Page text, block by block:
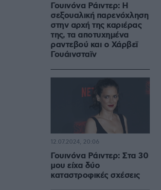
Γουινόνα Ράιντερ: Η
σεξουαλική παρενόχληση
στην αρχή της καριέρας
της, τα αποτυχημένα
ραντεβού και ο Χάρβεϊ
Γουάινσταϊν
Γουινόνα Ράιντερ: Στα 30
μου είχα δύο
καταστροφικές σχέσεις
12.07.2024, 20:06